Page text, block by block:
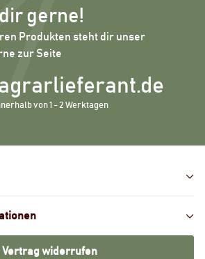
gerne!
Produkten steht dir unser
zur Seite
von 1 - 2 Werktagen
Vertrag widerrufen